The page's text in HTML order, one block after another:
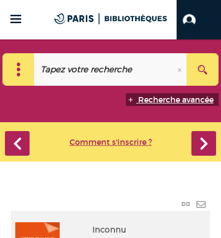
Recherche avancée
Comment s'inscrire ?
Lien
Inconnu